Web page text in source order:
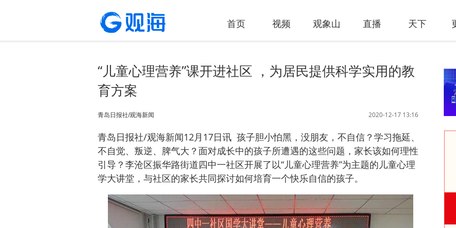
首页 视频 观象山 直播 天下
“儿童心理营养”课开进社区 ，为居民提供科学实用的教
育方案
2020-12-17 13:16
青岛日报社/观海新闻
青岛日报社/观海新闻12月17日讯 孩子胆小怕黑，没朋友，不自信？学习拖延、
不自觉、叛逆、脾气大？面对成长中的孩子所遭遇的这些问题，家长该如何理性
引导？李沧区振华路街道四中一社区开展了以“儿童心理营养”为主题的儿童心理
学大讲堂，与社区的家长共同探讨如何培育一个快乐自信的孩子。